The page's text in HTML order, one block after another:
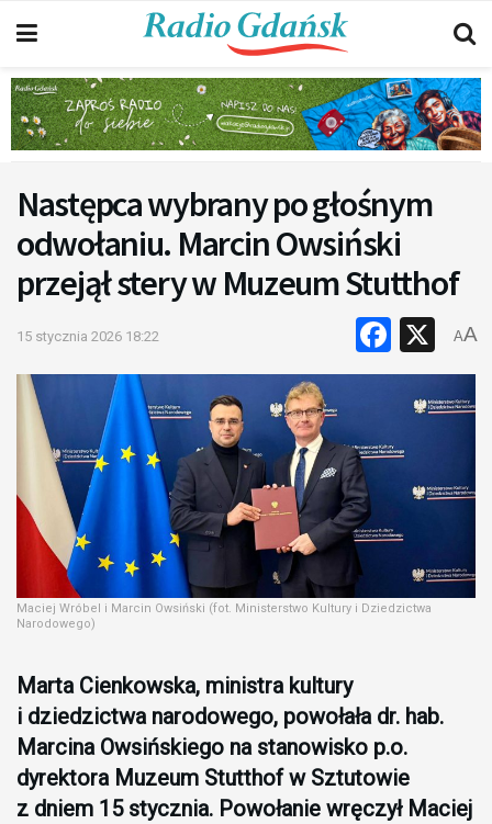
Następca wybrany po głośnym
odwołaniu. Marcin Owsiński
przejął stery w Muzeum Stutthof
15 stycznia 2026 18:22 X
AA
Maciej Wróbel i Marcin Owsiński (fot. Ministerstwo Kultury i Dziedzictwa
Narodowego)
Marta Cienkowska, ministra kultury
i dziedzictwa narodowego, powołała dr. hab.
Marcina Owsińskiego na stanowisko p.o.
dyrektora Muzeum Stutthof w Sztutowie
z dniem 15 stycznia. Powołanie wręczył Maciej